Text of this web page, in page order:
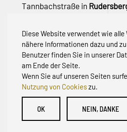
Diese Website verwendet wie alle
nähere Informationen dazu und
Benutzer finden Sie in unserer
am Ende der Seite.
Wenn Sie auf unseren Seiten
Nutzung von Cookieszu.
OK NEIN, DANKE
Tannbachstraße in
den Rehhagweg inFreiburg
Freiburg
© Initiative zur Abwehr von